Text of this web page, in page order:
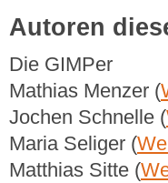
Autoren
Die GIMPer
Mathias Menzer (
Jochen Schnelle (
Maria Seliger (
Matthias Sitte (